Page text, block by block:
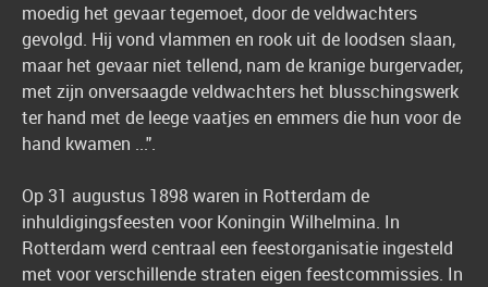
moedig het gevaar tegemoet, door de veldwachters
gevolgd. Hij vond vlammen en rook uit de loodsen slaan,
maar het gevaar niet tellend, nam de kranige burgervader,
met zijn onversaagde veldwachters het blusschingswerk
ter hand met de leege vaatjes en emmers die hun voor de
hand kwamen ...".
Op 31 augustus 1898 waren in Rotterdam de
inhuldigingsfeesten voor Koningin Wilhelmina. In
Rotterdam werd centraal een feestorganisatie ingesteld
met voor verschillende straten eigen feestcommissies. In